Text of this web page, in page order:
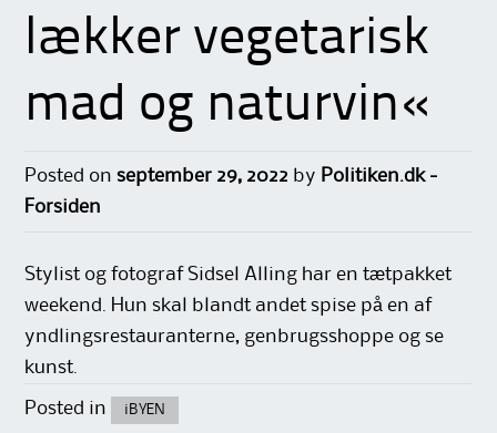
lækker vegetarisk
mad og naturvin«
Posted onseptember 29, 2022 by Politiken.dk -
Forsiden
Stylist og fotograf Sidsel Alling har en tætpakket
weekend. Hun skal blandt andet spise på en af
yndlingsrestauranterne, genbrugsshoppe og se
kunst.
Posted in iBYEN